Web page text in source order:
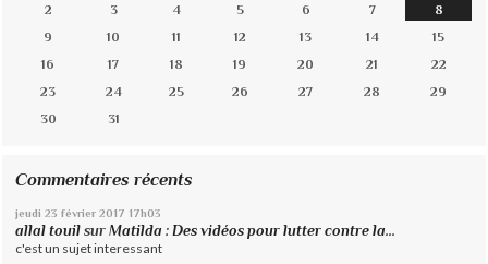
2
3 4 5 6 7
8
9
10 11 12 13 14
15
16
17 18 19 20 21
22
23
24 25 26 27 28
29
30
31
Commentaires récents
jeudi 23 février 2017 17h03
allal touil surMatilda : Des vidéos pour lutter contre la...
c'est un sujet interessant